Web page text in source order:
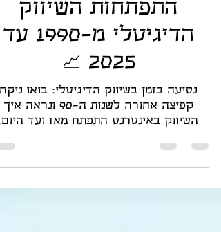
9 במרץ 2025 זמן קריאה 23 דקות
התפתחות השיווק
הדיגיטלי מ-1990 עד
2025 📈
קפיצה אחורה לשנות ה-90 ונראה איך
השיווק באינטרנט התפתח מאז ועד